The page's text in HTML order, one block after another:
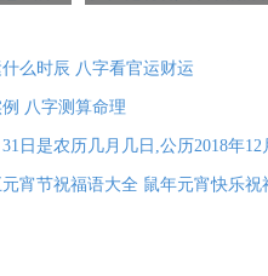
么时辰 八字看官运财运
八字测算命理
日是农历几月几日,公历2018年
宵节祝福语大全 鼠年元宵快乐祝